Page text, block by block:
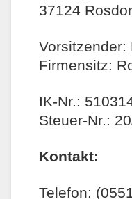
37124
Vorsitzender:
Firmensitz:
IK-Nr.:
Steuer-Nr.:
Kontakt:
Telefon: